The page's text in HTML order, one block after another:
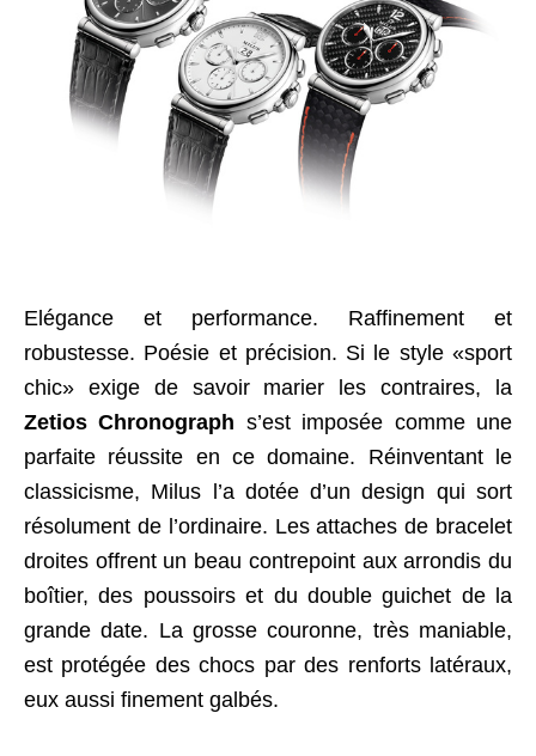
Elégance et performance. Raffinement et
robustesse. Poésie et précision. Si le style «sport
chic» exige de savoir marier les contraires, la
Zetios Chronograph s’est imposée comme une
parfaite réussite en ce domaine. Réinventant le
classicisme, Milus l’a dotée d’un design qui sort
résolument de l’ordinaire. Les attaches de bracelet
droites offrent un beau contrepoint aux arrondis du
boîtier, des poussoirs et du double guichet de la
grande date. La grosse couronne, très maniable,
est protégée des chocs par des renforts latéraux,
eux aussi finement galbés.